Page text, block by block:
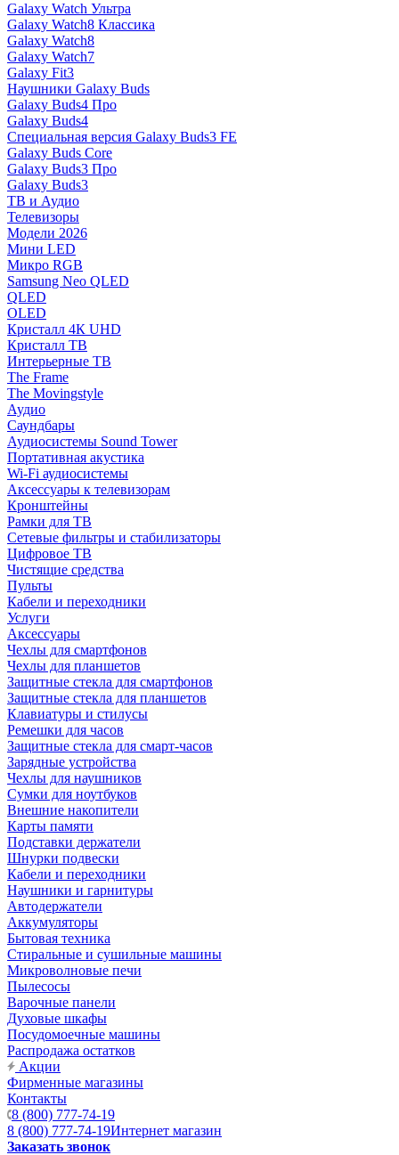
Galaxy Watch Ультра
Galaxy Watch8 Классика
Galaxy Watch8
Galaxy Watch7
Galaxy Fit3
Наушники Galaxy Buds
Galaxy Buds4 Про
Galaxy Buds4
Специальная версия Galaxy Buds3 FE
Galaxy Buds Core
Galaxy Buds3 Про
Galaxy Buds3
ТВ и Аудио
Телевизоры
Модели 2026
Мини LED
Микро RGB
Samsung Neo QLED
QLED
OLED
Кристалл 4К UHD
Кристалл ТВ
Интерьерные ТВ
The Frame
The Movingstyle
Аудио
Саундбары
Аудиосистемы Sound Tower
Портативная акустика
Wi-Fi аудиосистемы
Аксессуары к телевизорам
Кронштейны
Рамки для ТВ
Сетевые фильтры и стабилизаторы
Цифровое ТВ
Чистящие средства
Пульты
Кабели и переходники
Услуги
Аксессуары
Чехлы для смартфонов
Чехлы для планшетов
Защитные стекла для смартфонов
Защитные стекла для планшетов
Клавиатуры и стилусы
Ремешки для часов
Защитные стекла для смарт-часов
Зарядные устройства
Чехлы для наушников
Сумки для ноутбуков
Внешние накопители
Карты памяти
Подставки держатели
Шнурки подвески
Кабели и переходники
Наушники и гарнитуры
Автодержатели
Аккумуляторы
Бытовая техника
Стиральные и сушильные машины
Микроволновые печи
Пылесосы
Варочные панели
Духовые шкафы
Посудомоечные машины
Распродажа остатков
Акции
Фирменные магазины
Контакты
8 (800) 777-74-19
8 (800) 777-74-19Интернет магазин
Заказать звонок